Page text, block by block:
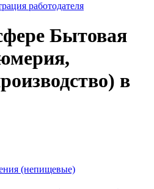
работодателя
Бытовая
в
(непищевые)